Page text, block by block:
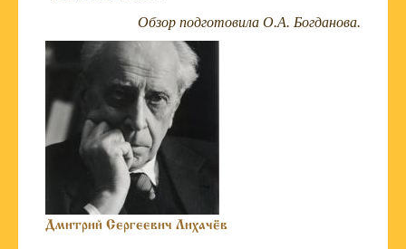
Обзор подготовила О.А. Богданова.
Дмитрий Сергеевич Лихачёв